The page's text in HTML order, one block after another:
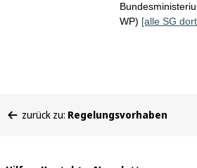
WP) [alle SG
befinden
zurück zu: Regelungsvorhaben